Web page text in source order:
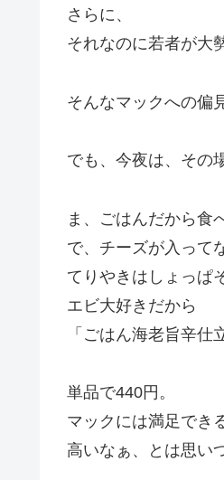
さらに、
それなのに若者が大
そんなマックへの偏
でも、今夜は、その
ま、ごはんだから食
で、チーズが入って
てりやきはしょっぱ
エビ大好きだから
「ごはん海老旨辛仕
単品で440円。
マックには満足でき
高いなぁ、とは思い